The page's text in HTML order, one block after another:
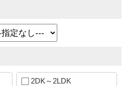
2DK～2LDK